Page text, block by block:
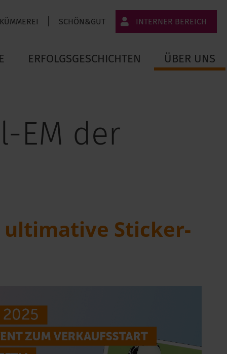
INTERNER BEREICH
JobImpuls
SCHÖN&GUT
ERFOLGSGESCHICHTEN ÜBER UNS
EM der
ultimative Sticker-